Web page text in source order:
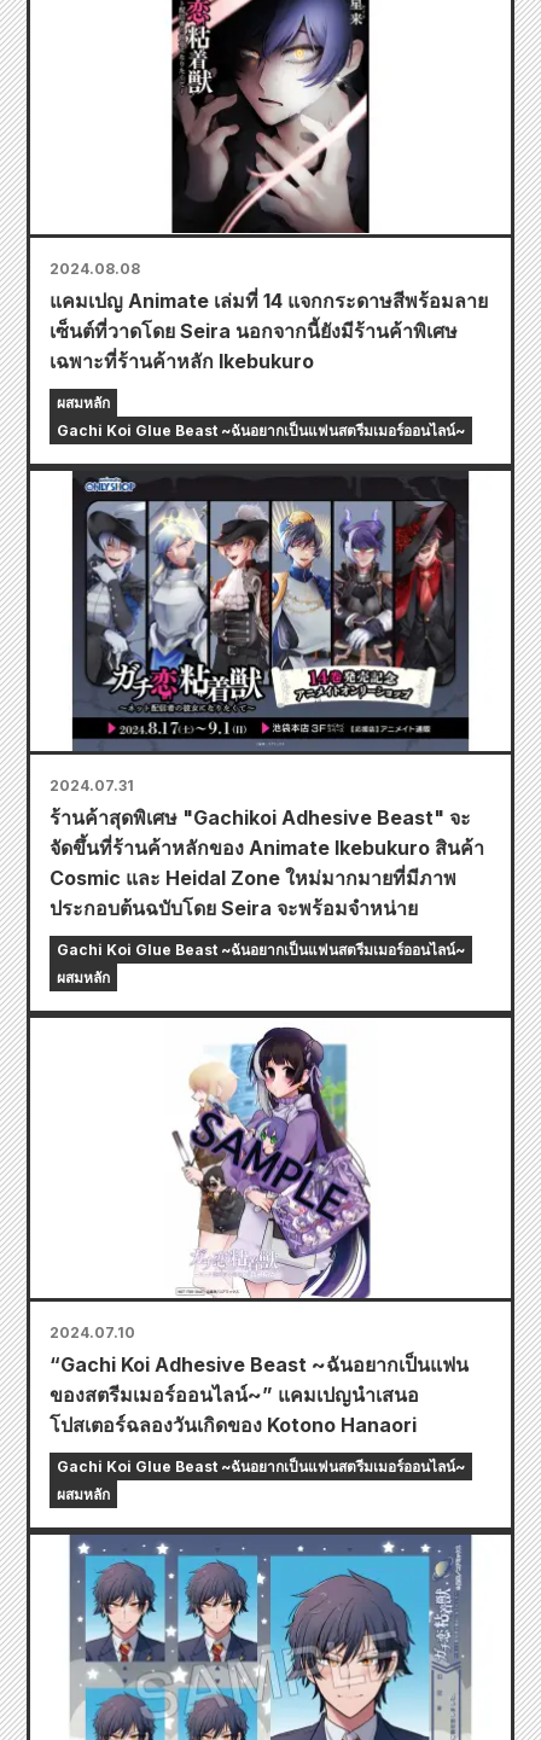
2024.08.08
แคมเปญ Animate เล่มที่ 14 แจกกระดาษสีพร้อมลาย
เซ็นต์ที่วาดโดย Seira นอกจากนี้ยังมีร้านค้าพิเศษ
เฉพาะที่ร้านค้าหลัก Ikebukuro
ผสมหลัก
Gachi Koi Glue Beast ~ฉันอยากเป็นแฟนสตรีมเมอร์ออนไลน์~
2024.07.31
ร้านค้าสุดพิเศษ "Gachikoi Adhesive Beast" จะ
จัดขึ้นที่ร้านค้าหลักของ Animate Ikebukuro สินค้า
Cosmic และ Heidal Zone ใหม่มากมายที่มีภาพ
ประกอบต้นฉบับโดย Seira จะพร้อมจำหน่าย
Gachi Koi Glue Beast ~ฉันอยากเป็นแฟนสตรีมเมอร์ออนไลน์~
ผสมหลัก
2024.07.10
“Gachi Koi Adhesive Beast ~ฉันอยากเป็นแฟน
ของสตรีมเมอร์ออนไลน์~” แคมเปญนำเสนอ
โปสเตอร์ฉลองวันเกิดของ Kotono Hanaori
Gachi Koi Glue Beast ~ฉันอยากเป็นแฟนสตรีมเมอร์ออนไลน์~
ผสมหลัก